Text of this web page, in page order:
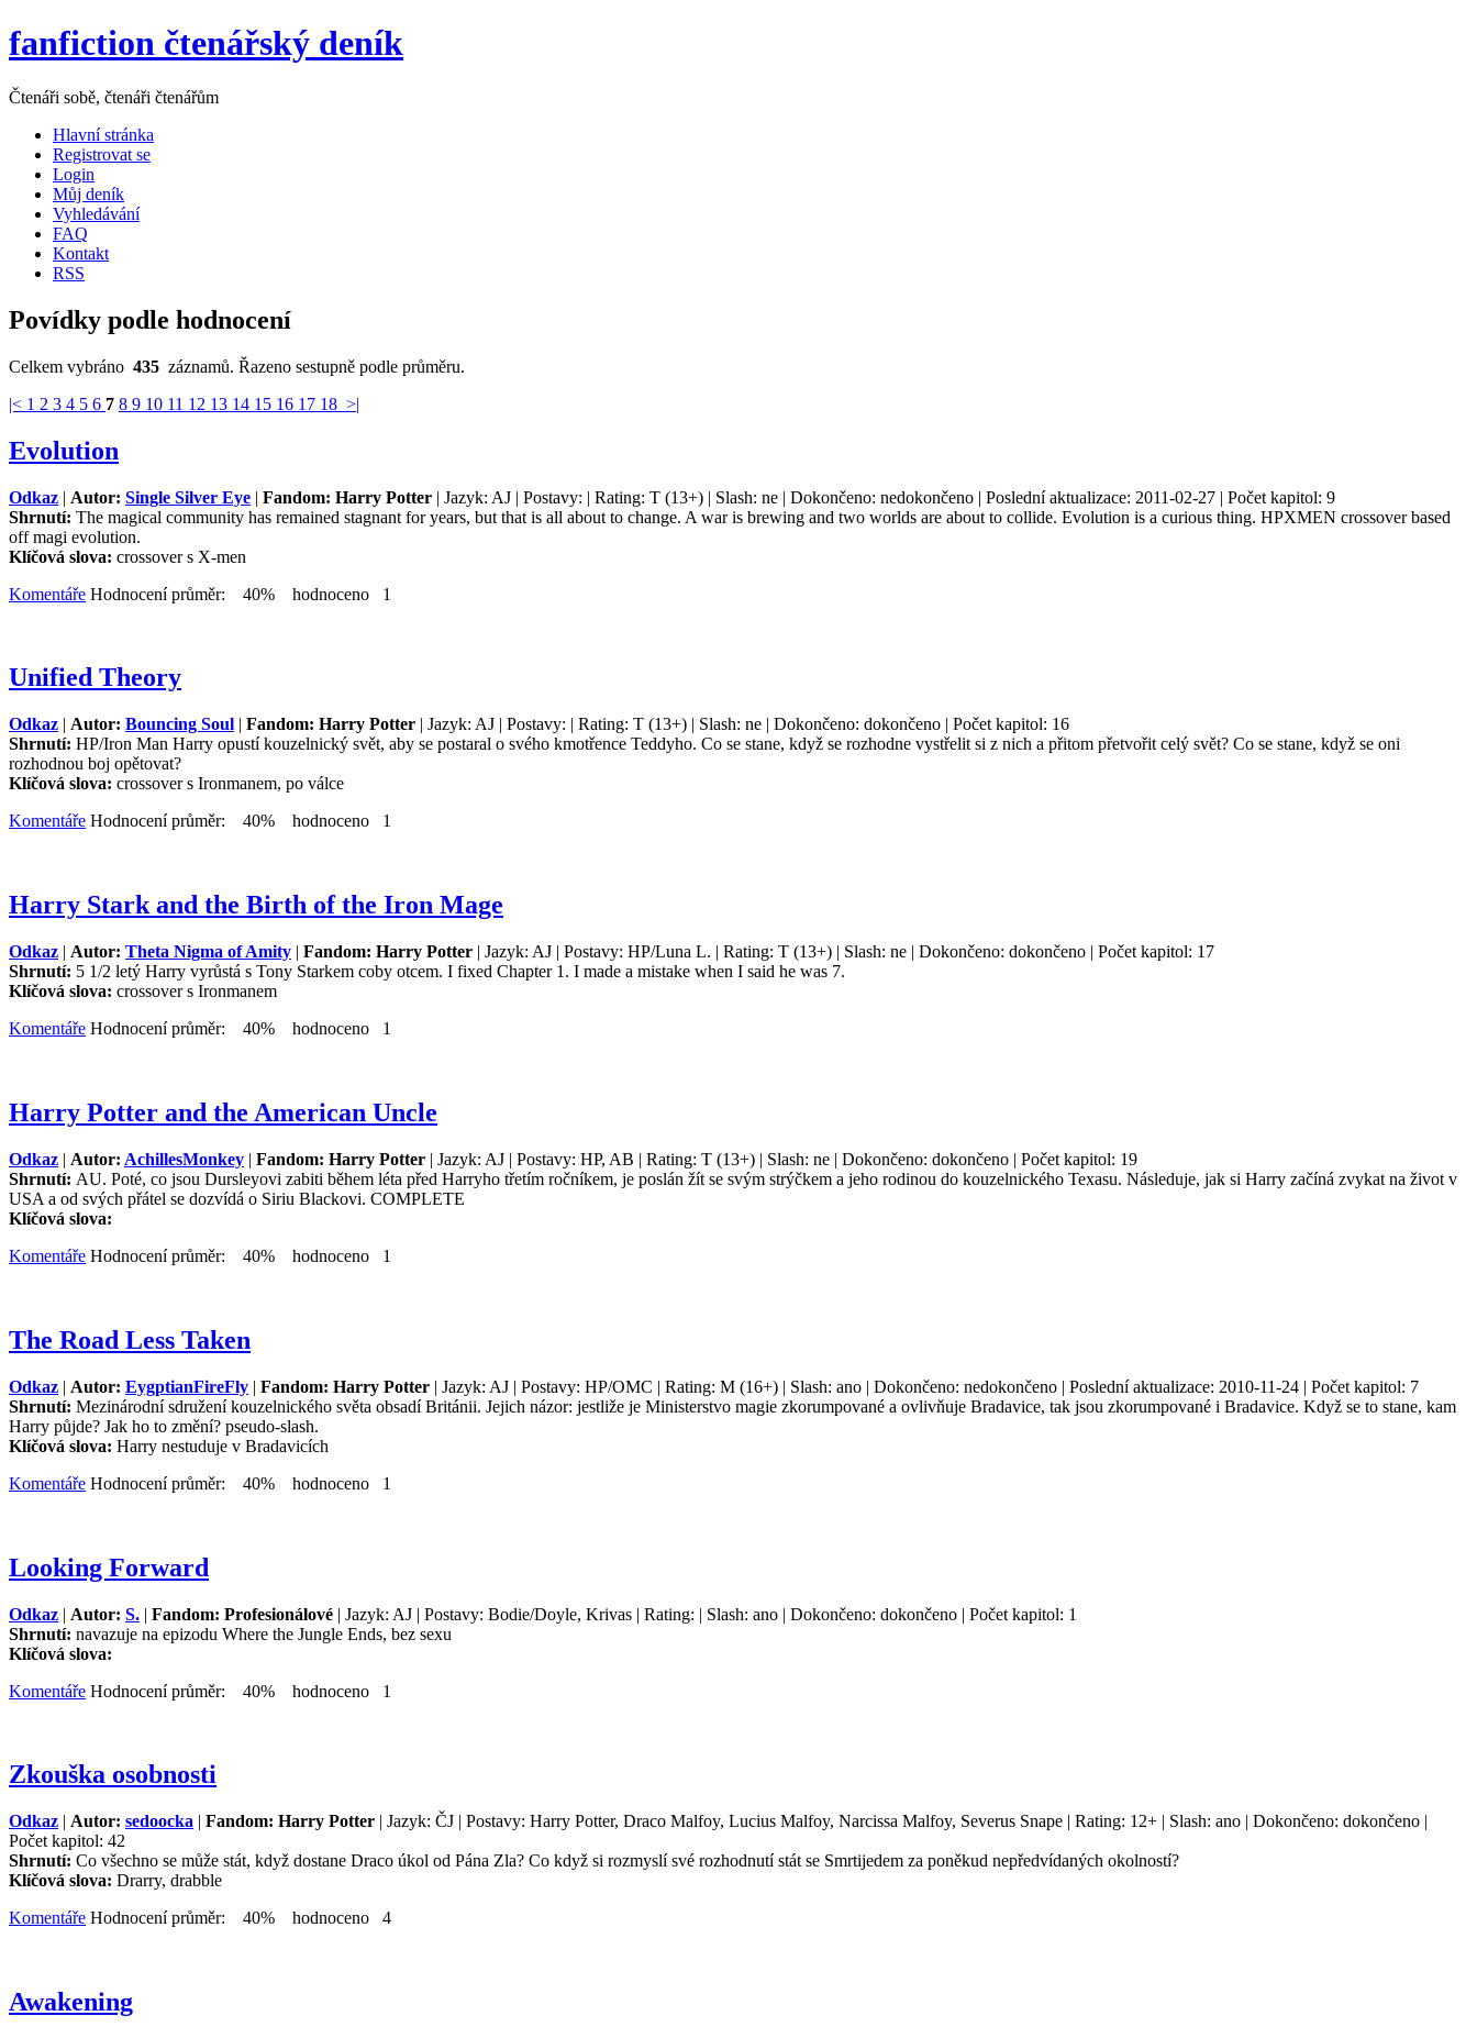
fanfiction čtenářský deník
Čtenáři sobě, čtenáři čtenářům
Hlavní stránka
Registrovat se
Login
Můj deník
Vyhledávání
FAQ
Kontakt
RSS
Povídky podle hodnocení
Celkem vybráno 435 záznamů. Řazeno sestupně podle průměru.
|< 1 2 3 4 5 6 7 8 9 10 11 12 13 14 15 16 17 18 >|
Evolution
Odkaz | Autor: Single Silver Eye | Fandom: Harry Potter | Jazyk: AJ | Postavy: | Rating: T (13+) | Slash: ne | Dokončeno: nedokončeno | Poslední aktualizace: 2011-02-27 | Počet kapitol: 9
Shrnutí: The magical community has remained stagnant for years, but that is all about to change. A war is brewing and two worlds are about to collide. Evolution is a curious thing. HPXMEN crossover based
off magi evolution.
Klíčová slova: crossover s X-men
Komentáře Hodnocení průměr: 40% hodnoceno 1
Unified Theory
Odkaz | Autor: Bouncing Soul | Fandom: Harry Potter | Jazyk: AJ | Postavy: | Rating: T (13+) | Slash: ne | Dokončeno: dokončeno | Počet kapitol: 16
Shrnutí: HP/Iron Man Harry opustí kouzelnický svět, aby se postaral o svého kmotřence Teddyho. Co se stane, když se rozhodne vystřelit si z nich a přitom přetvořit celý svět? Co se stane, když se oni
rozhodnou boj opětovat?
Klíčová slova: crossover s Ironmanem, po válce
Komentáře Hodnocení průměr: 40% hodnoceno 1
Harry Stark and the Birth of the Iron Mage
Odkaz | Autor: Theta Nigma of Amity | Fandom: Harry Potter | Jazyk: AJ | Postavy: HP/Luna L. | Rating: T (13+) | Slash: ne | Dokončeno: dokončeno | Počet kapitol: 17
Shrnutí: 5 1/2 letý Harry vyrůstá s Tony Starkem coby otcem. I fixed Chapter 1. I made a mistake when I said he was 7.
Klíčová slova: crossover s Ironmanem
Komentáře Hodnocení průměr: 40% hodnoceno 1
Harry Potter and the American Uncle
Odkaz | Autor: AchillesMonkey | Fandom: Harry Potter | Jazyk: AJ | Postavy: HP, AB | Rating: T (13+) | Slash: ne | Dokončeno: dokončeno | Počet kapitol: 19
Shrnutí: AU. Poté, co jsou Dursleyovi zabiti během léta před Harryho třetím ročníkem, je poslán žít se svým strýčkem a jeho rodinou do kouzelnického Texasu. Následuje, jak si Harry začíná zvykat na život v
USA a od svých přátel se dozvídá o Siriu Blackovi. COMPLETE
Klíčová slova:
Komentáře Hodnocení průměr: 40% hodnoceno 1
The Road Less Taken
Odkaz | Autor: EygptianFireFly | Fandom: Harry Potter | Jazyk: AJ | Postavy: HP/OMC | Rating: M (16+) | Slash: ano | Dokončeno: nedokončeno | Poslední aktualizace: 2010-11-24 | Počet kapitol: 7
Shrnutí: Mezinárodní sdružení kouzelnického světa obsadí Británii. Jejich názor: jestliže je Ministerstvo magie zkorumpované a ovlivňuje Bradavice, tak jsou zkorumpované i Bradavice. Když se to stane, kam
Harry půjde? Jak ho to změní? pseudo-slash.
Klíčová slova: Harry nestuduje v Bradavicích
Komentáře Hodnocení průměr: 40% hodnoceno 1
Looking Forward
Odkaz | Autor: S. | Fandom: Profesionálové | Jazyk: AJ | Postavy: Bodie/Doyle, Krivas | Rating: | Slash: ano | Dokončeno: dokončeno | Počet kapitol: 1
Shrnutí: navazuje na epizodu Where the Jungle Ends, bez sexu
Klíčová slova:
Komentáře Hodnocení průměr: 40% hodnoceno 1
Zkouška osobnosti
Odkaz | Autor: sedoocka | Fandom: Harry Potter | Jazyk: ČJ | Postavy: Harry Potter, Draco Malfoy, Lucius Malfoy, Narcissa Malfoy, Severus Snape | Rating: 12+ | Slash: ano | Dokončeno: dokončeno |
Počet kapitol: 42
Shrnutí: Co všechno se může stát, když dostane Draco úkol od Pána Zla? Co když si rozmyslí své rozhodnutí stát se Smrtijedem za poněkud nepředvídaných okolností?
Klíčová slova: Drarry, drabble
Komentáře Hodnocení průměr: 40% hodnoceno 4
Awakening